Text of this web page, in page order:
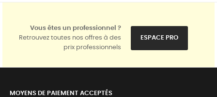
Vous êtes un professionnel ?
Retrouvez toutes nos offres à des
prix professionnels
ESPACE PRO
MOYENS DE PAIEMENT ACCEPTÉS